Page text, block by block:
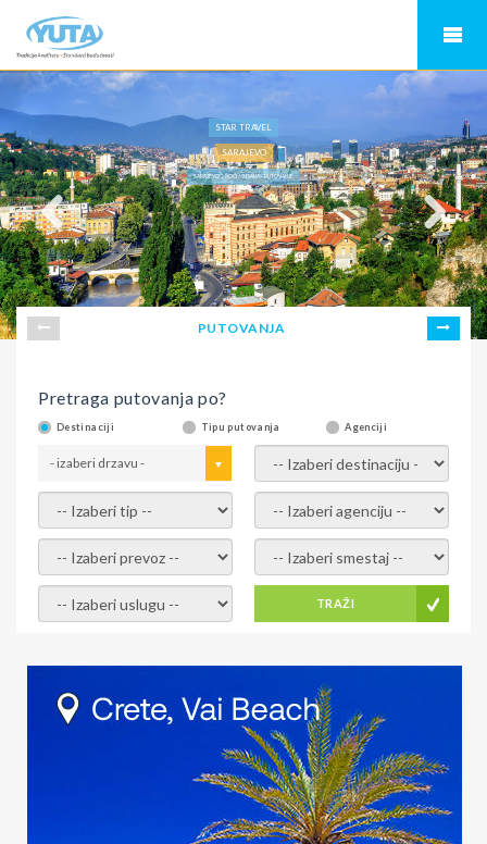
STAR TRAVEL
SARAJEVO
SARAJEVO 2 NOĆI / 3 DANA - PUTOVANJE
PUTOVANJA
Pretraga putovanja po?
Destinaciji Tipu putovanja Agenciji
- izaberi drzavu - - izaberi destinaciju -
- izaberi tip - - izaberi agenciju -
- izaberi prevoz - - Izaberite smestaj -
- Izaberite uslugu - TRAŽI